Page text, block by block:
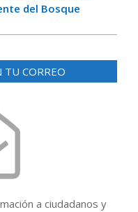
del Bosque
TU CORREO
a ciudadanos y